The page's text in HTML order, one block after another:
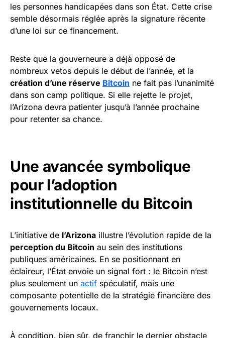
les personnes handicapées dans son État. Cette crise
semble désormais réglée après la signature récente
d’une loi sur ce financement.
Reste que la gouverneure a déjà opposé de
nombreux vetos depuis le début de l’année, et la
création d’une réserve Bitcoin ne fait pas l’unanimité
dans son camp politique. Si elle rejette le projet,
l’Arizona devra patienter jusqu’à l’année prochaine
pour retenter sa chance.
Une avancée symbolique
pour l’adoption
institutionnelle du Bitcoin
L’initiative de l’Arizona illustre l’évolution rapide de la
perception du Bitcoin au sein des institutions
publiques américaines. En se positionnant en
éclaireur, l’État envoie un signal fort : le Bitcoin n’est
plus seulement un actif spéculatif, mais une
composante potentielle de la stratégie financière des
gouvernements locaux.
À condition, bien sûr, de franchir le dernier obstacle